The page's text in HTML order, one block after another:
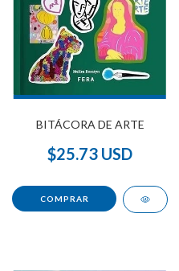
BITÁCORA DE ARTE
$25.73 USD